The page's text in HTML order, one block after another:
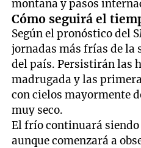
montaña y pasos
Cómo seguirá el
Según el pronóstico del
jornadas más frías de la
del país. Persistirán las
madrugada y las
con cielos mayormente
muy seco.
El frío continuará siendo
aunque comenzará a